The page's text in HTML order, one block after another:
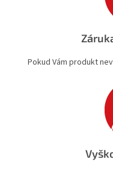
Pokud Vám produkt